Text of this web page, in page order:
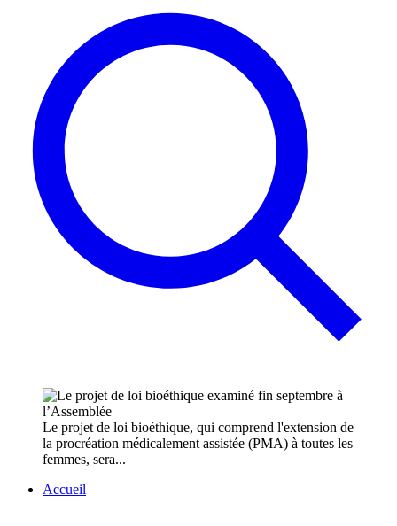
Le projet de loi bioéthique, qui comprend l'extension de
la procréation médicalement assistée (PMA) à toutes les
femmes, sera...
Accueil